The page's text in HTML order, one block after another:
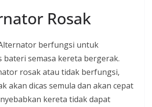
Rosak
berfungsi untuk
bateri semasa kereta bergerak.
rosak atau tidak berfungsi,
akan dicas semula dan akan cepat
kereta tidak dapat